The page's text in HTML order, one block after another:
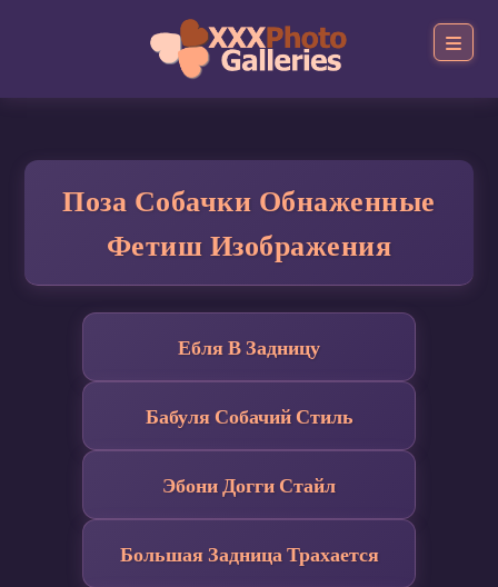
Поза Собачки Обнаженные
Фетиш Изображения
Ебля В Задницу
Бабуля Собачий Стиль
Эбони Догги Стайл
Большая Задница Трахается